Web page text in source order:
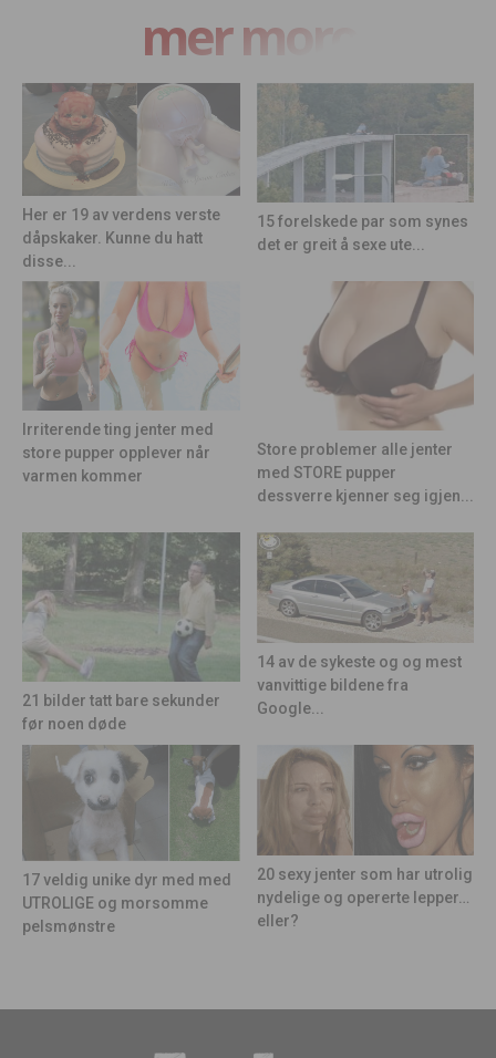
mer moro
Her er 19 av verdens verste
dåpskaker. Kunne du hatt
disse...
15 forelskede par som synes
det er greit å sexe ute...
Irriterende ting jenter med
store pupper opplever når
varmen kommer
Store problemer alle jenter
med STORE pupper
dessverre kjenner seg igjen...
21 bilder tatt bare sekunder
før noen døde
14 av de sykeste og og mest
vanvittige bildene fra
Google...
17 veldig unike dyr med med
UTROLIGE og morsomme
pelsmønstre
20 sexy jenter som har utrolig
nydelige og opererte lepper…
eller?